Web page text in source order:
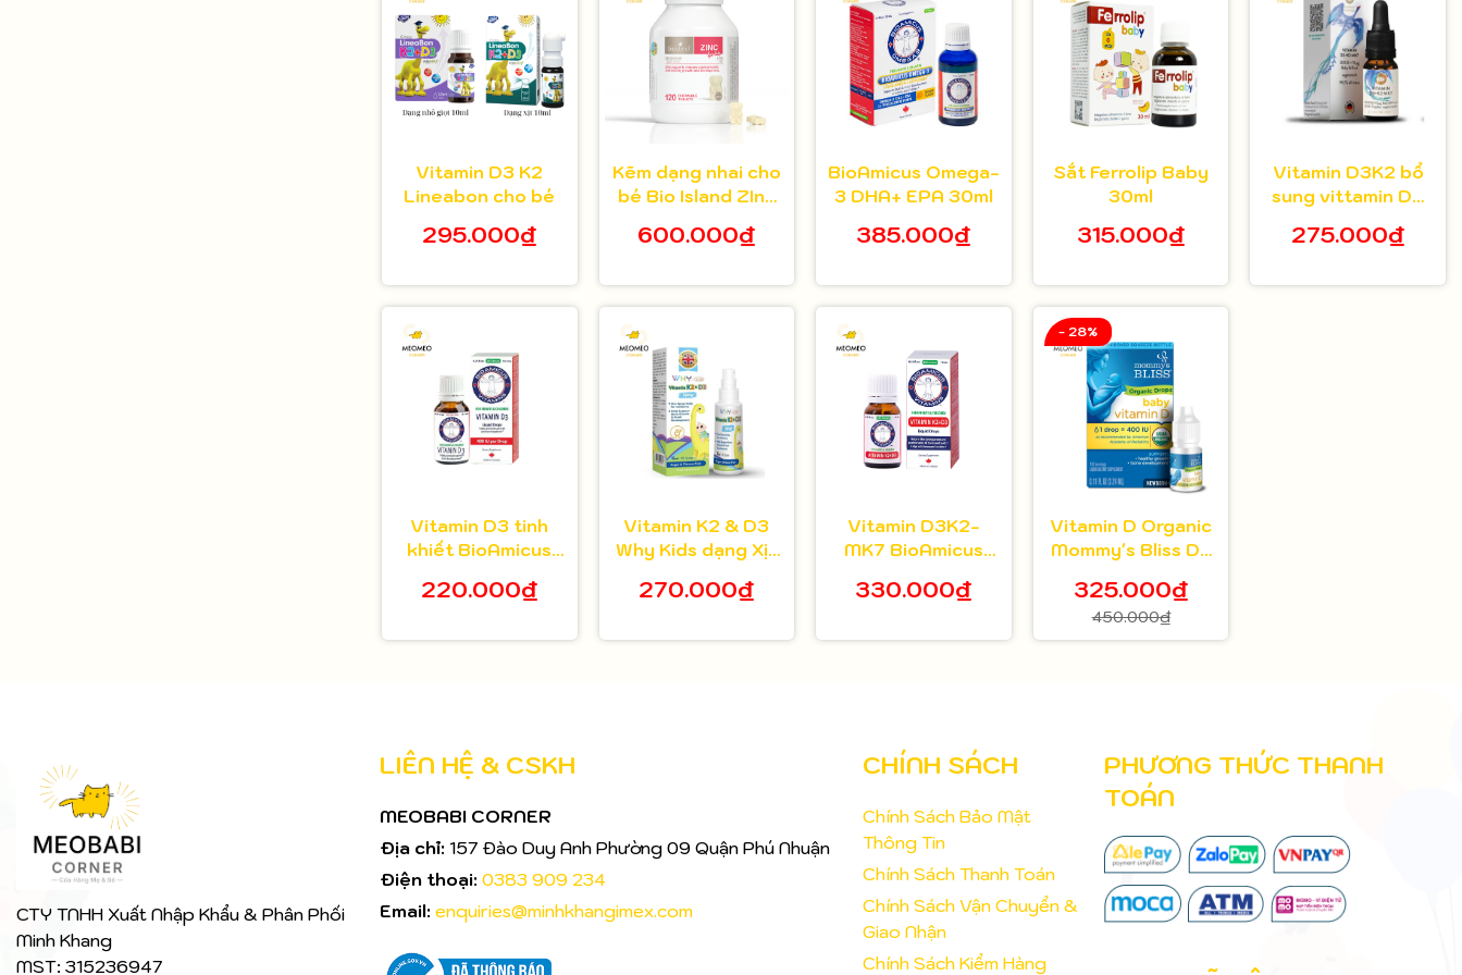
Vitamin D3 K2
Lineabon cho bé
295.000₫
Kẽm dạng nhai cho
bé Bio Island ZInc
600.000₫
BioAmicus Omega-
3 DHA+ EPA 30ml
385.000₫
Sắt Ferrolip Baby
30ml
315.000₫
Vitamin D3K2 bổ
sung vittamin D3
275.000₫
Vitamin D3 tinh
khiết BioAmicus
220.000₫
Vitamin K2 & D3
Why Kids dạng Xịt
15ml
270.000₫
Vitamin D3K2-
MK7 BioAmicus
330.000₫
- 28%
Vitamin D Organic
Mommy's Bliss D3
Bé Từ Sơ Sinh,
3.24ml
325.000₫
450.000₫
CTY TNHH Xuất Nhập Khẩu & Phân Phối
Minh Khang
MST: 315236947
LIÊN HỆ & CSKH
MEOBABI CORNER
Địa chỉ: 157 Đào Duy Anh Phường 09 Quận Phú Nhuận
Điện thoại: 0383 909 234
Email: enquiries@minhkhangimex.com
CHÍNH SÁCH
Chính Sách Bảo Mật
Thông Tin
Chính Sách Thanh Toán
Chính Sách Vận Chuyển &
Giao Nhận
Chính Sách Kiểm Hàng
PHƯƠNG THỨC THANH
TOÁN